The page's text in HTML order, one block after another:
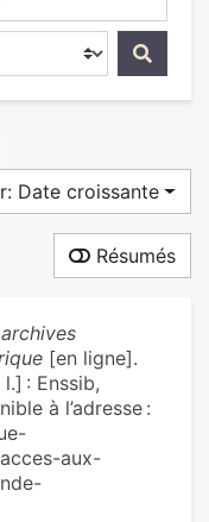
Date croissante
Résumés
[en ligne].
: Enssib,
à l’adresse :
aux-